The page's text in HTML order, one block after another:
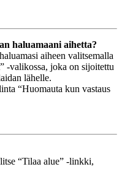
haluamaani aihetta?
aiheen valitsemalla
-valikossa, joka on sijoitettu
lähelle.
“Huomauta kun vastaus
“Tilaa alue” -linkki,